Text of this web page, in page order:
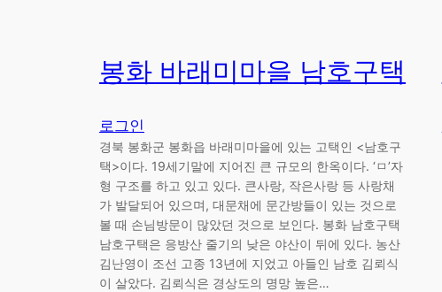
봉화 바래미마을 남호구택
로그인
경북 봉화군 봉화읍 바래미마을에 있는 고택인 <남호구
택>이다. 19세기말에 지어진 큰 규모의 한옥이다. ‘ㅁ’자
형 구조를 하고 있고 있다. 큰사랑, 작은사랑 등 사랑채
가 발달되어 있으며, 대문채에 문간방들이 있는 것으로
볼 때 손님방문이 많았던 것으로 보인다. 봉화 남호구택
남호구택은 응방산 줄기의 낮은 야산이 뒤에 있다. 농산
김난영이 조선 고종 13년에 지었고 아들인 남호 김뢰식
이 살았다. 김뢰식은 경상도의 명망 높은…